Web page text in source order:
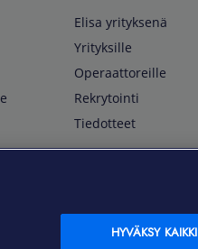
Elisa yrityksenä
Yrityksille
Operaattoreille
Rekrytointi
Tiedotteet
OmaElisa Self Service
HYVÄKSY KAIKKI